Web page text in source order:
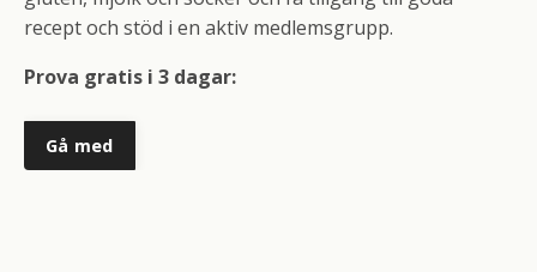
recept och stöd i en aktiv medlemsgrupp.
Prova gratis i 3 dagar:
Gå med